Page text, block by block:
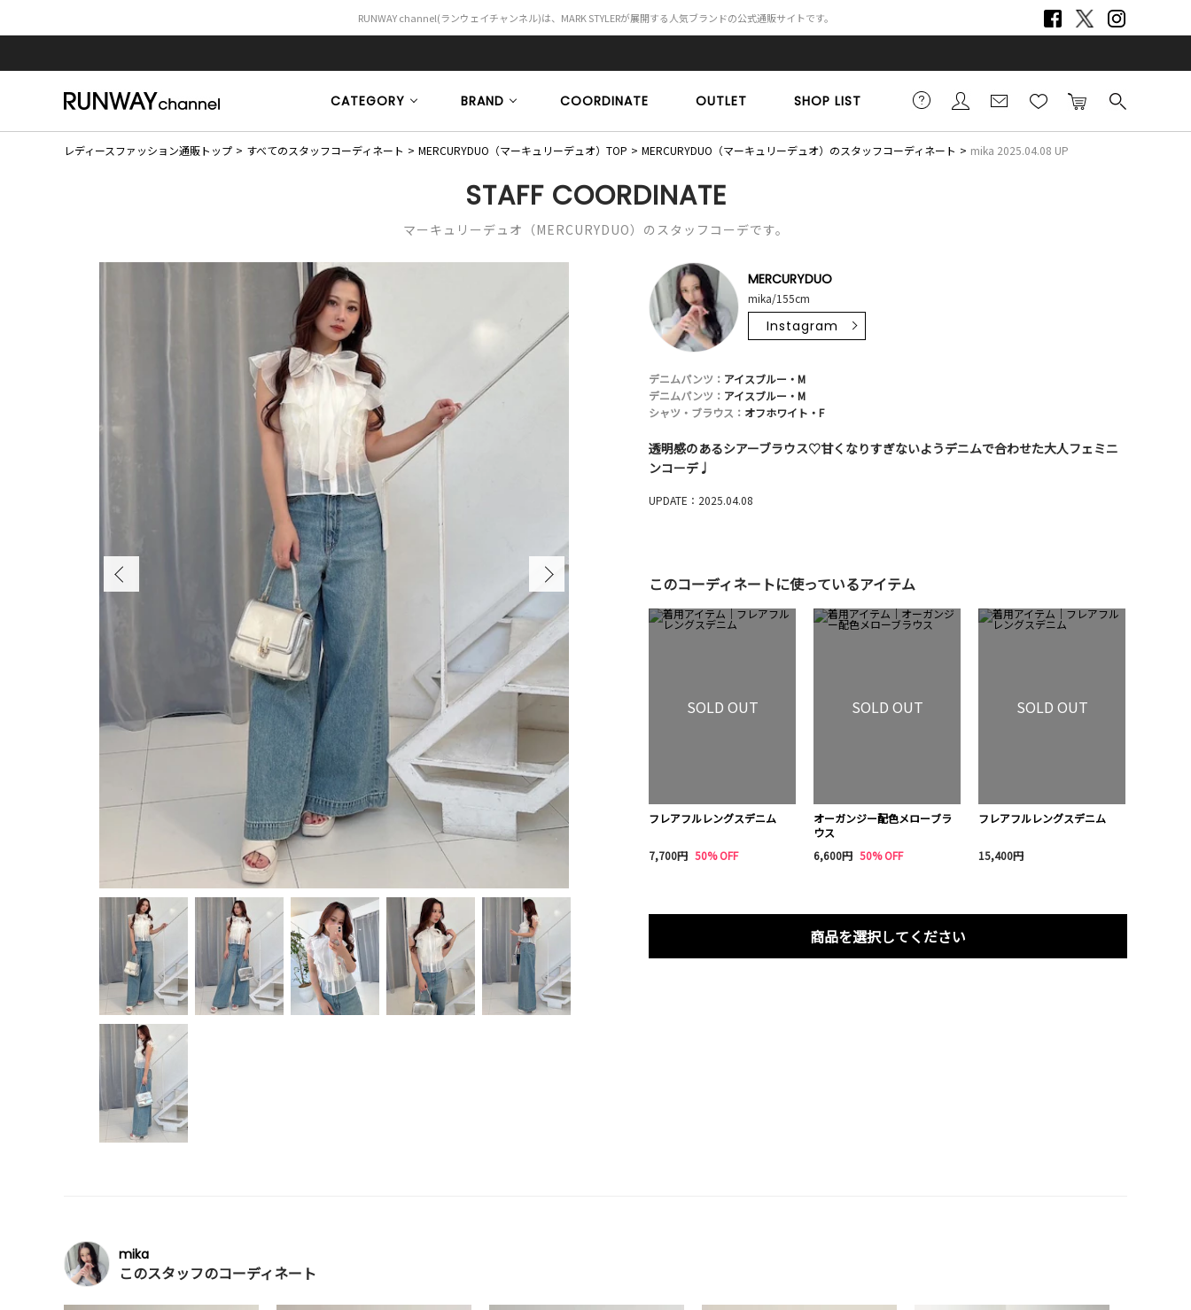
RUNWAY channel(ランウェイチャンネル)は、MARK STYLERが展開する人気ブランドの公式通販サイトです。
CATEGORY BRAND COORDINATE OUTLET SHOP LIST
レディースファッション通販トップ すべてのスタッフコーディネート MERCURYDUO（マーキュリーデュオ）TOP MERCURYDUO（マーキュリーデュオ）のスタッフコーディネート mika 2025.04.08 UP
STAFF COORDINATE
マーキュリーデュオ（MERCURYDUO）のスタッフコーデです。
MERCURYDUO
mika/155cm
Instagram
デニムパンツ： アイスブルー・M
デニムパンツ： アイスブルー・M
シャツ・ブラウス： オフホワイト・F
透明感のあるシアーブラウス♡甘くなりすぎないようデニムで合わせた大人フェミニ
ンコーデ♩
UPDATE：2025.04.08
このコーディネートに使っているアイテム
SOLD OUT
フレアフルレングスデニム
7,700円 50% OFF
SOLD OUT
オーガンジー配色メローブラ
ウス
6,600円 50% OFF
SOLD OUT
フレアフルレングスデニム
15,400円
商品を選択してください
mika
このスタッフのコーディネート